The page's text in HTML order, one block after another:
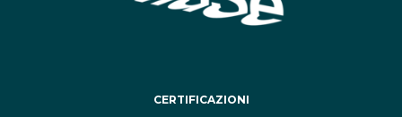
CERTIFICAZIONI